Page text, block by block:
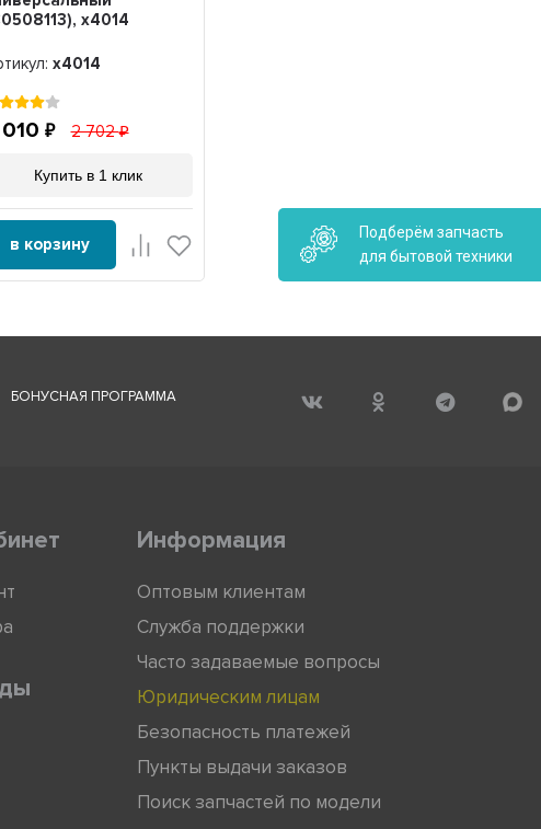
x4014
x4014
2 702
Купить в 1 клик
в корзину
БОНУСНАЯ ПРОГРАММА
Информация
Оптовым клиентам
Служба поддержки
Часто задаваемые вопросы
Юридическим лицам
Безопасность платежей
Пункты выдачи заказов
Поиск запчастей по модели
Подберём запчасть
для бытовой техники